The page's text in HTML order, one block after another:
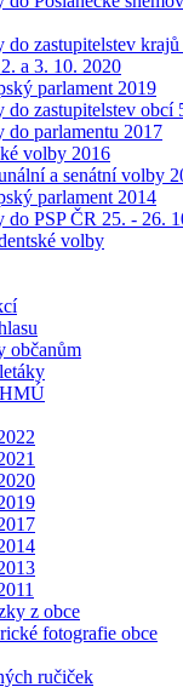
do zastupitelstev
a 3. 10. 2020
parlament 2019
do zastupitelstev obcí
do parlamentu 2017
volby 2016
a senátní volby
parlament 2014
do PSP ČR 25. - 26.
volby
občanům
z obce
fotografie obce
ručiček